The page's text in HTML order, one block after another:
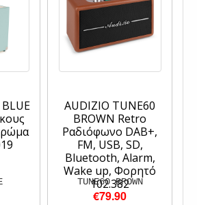
AUDIZIO TUNE60
BROWN Retro
Ραδιόφωνο DAB+,
FM, USB, SD,
Bluetooth, Alarm,
Wake up, Φορητό
102.382
TUNE60 BROWN
€79.90